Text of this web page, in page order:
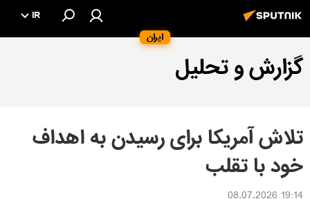
ایران
IR
گزارش و تحلیل
تلاش آمریکا برای رسیدن به اهداف
خود با تقلب